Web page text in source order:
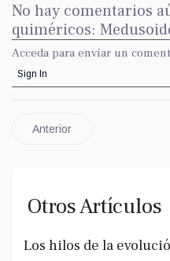
No hay comentarios
quiméricos:
Acceda para enviar un
Sign In
Anterior
Otros Artículos
Los hilos de la